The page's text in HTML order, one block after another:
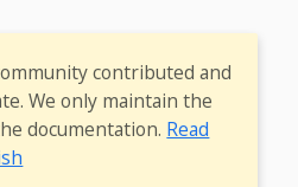
contributed and
We only maintain the
documentation. Read